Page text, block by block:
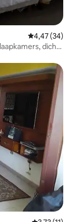
Gemiddelde
4,47 (34)
dicht